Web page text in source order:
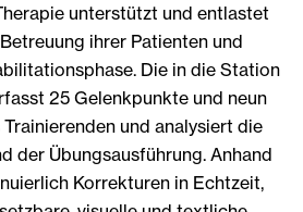
unterstützt und entlastet
ihrer Patienten und
Die in die Station
25 Gelenkpunkte und neun
und analysiert die
der Übungsausführung. Anhand
Korrekturen in Echtzeit,